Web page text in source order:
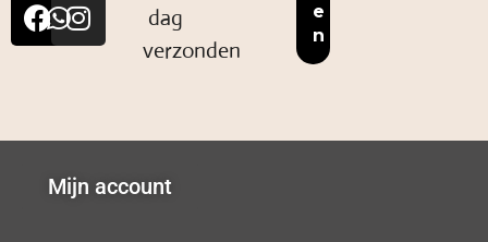
dag
verzonden
Mijn account